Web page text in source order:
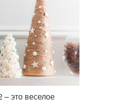
это веселое